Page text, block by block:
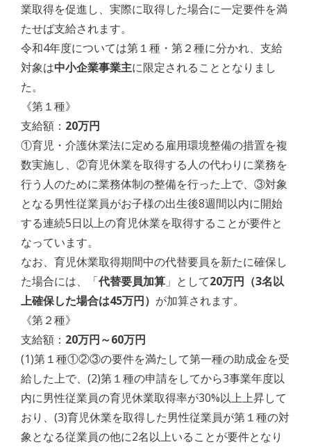
業取得を促進し、実際に取得した場合に一定要件を満
たせば支給されます。
令和4年度については第１種・第２種に分かれ、支給
対象は中小企業事業主に限定されることとなりまし
た。
《第１種》
支給額： 20万円
①育児・介護休業法に定める雇用環境整備の措置を複
数実施し、②育児休業を取得する人の代わりに業務を
行う人のために業務体制の整備を行った上で、③対象
となる男性従業員がお子様の出生後8週間以内に開始
する連続5日以上の育児休業を取得することが要件と
なっています。
なお、育児休業取得期間中の代替要員を新たに確保し
た場合には、「代替要員加算 」として20万円（3名以
上確保した場合は45万円） が加算されます。
《第２種》
支給額： 20万円～60万円
(1)第１種①②③の要件を満たして第一種の助成金を受
給した上で、(2)第１種の申請をしてから3事業年度以
内に男性従業員の育児休業取得率が30%以上上昇して
おり、(3)育児休業を取得した男性従業員が第１種の対
象となる従業員の他に2名以上いることが要件となり